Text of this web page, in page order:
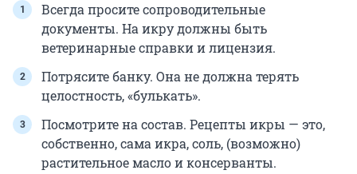
Всегда просите сопроводительные
документы. На икру должны быть
ветеринарные справки и лицензия.
Потрясите банку. Она не должна терять
целостность, «булькать».
Посмотрите на состав. Рецепты икры — это,
собственно, сама икра, соль, (возможно)
растительное масло и консерванты.